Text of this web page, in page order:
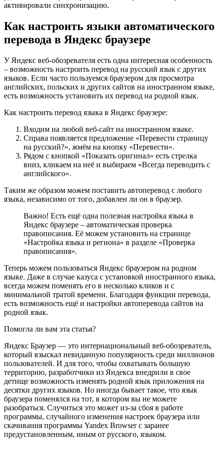
активировали синхронизацию.
Как настроить языки автоматического
перевода в Яндекс браузере
У Яндекс веб-обозревателя есть одна интересная особенность
– возможность настроить перевод на русский язык с других
языков. Если часто пользуемся браузером для просмотра
английских, польских и других сайтов на иностранном языке,
есть возможность установить их перевод на родной язык.
Как настроить перевод языка в Яндекс браузере:
Входим на любой веб-сайт на иностранном языке.
Справа появляется предложение «Перевести страницу
на русский?», жмём на кнопку «Перевести».
Рядом с кнопкой «Показать оригинал» есть стрелка
вниз, кликаем на неё и выбираем «Всегда переводить с
английского».
Таким же образом можем поставить автоперевод с любого
языка, независимо от того, добавлен ли он в браузер.
Важно! Есть ещё одна полезная настройка языка в
Яндекс браузере – автоматическая проверка
правописания. Её можем установить на странице
«Настройка языка и региона» в разделе «Проверка
правописания».
Теперь можем пользоваться Яндекс браузером на родном
языке. Даже в случае казуса с установкой иностранного языка,
всегда можем поменять его в несколько кликов и с
минимальной тратой времени. Благодаря функции перевода,
есть возможность ещё и настройки автоперевода сайтов на
родной язык.
Помогла ли вам эта статья?
Яндекс Браузер — это интернациональный веб-обозреватель,
который взыскал невиданную популярность среди миллионов
пользователей. И для того, чтобы охватывать большую
территорию, разработчики из Яндекса внедрили в свое
детище возможность изменять родной язык приложения на
десятки других языков. Но иногда бывает такое, что язык
браузера поменялся на тот, в котором вы не можете
разобраться. Случиться это может из-за сбоя в работе
программы, случайного изменения настроек браузера или
скачивания программы Yandex Browser с заранее
предустановленным, иным от русского, языком.